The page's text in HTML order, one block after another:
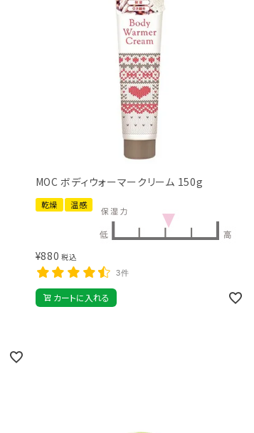
MOC ボディウォーマークリーム 150g
乾燥 温感
¥880 税込
3件
カートに入れる